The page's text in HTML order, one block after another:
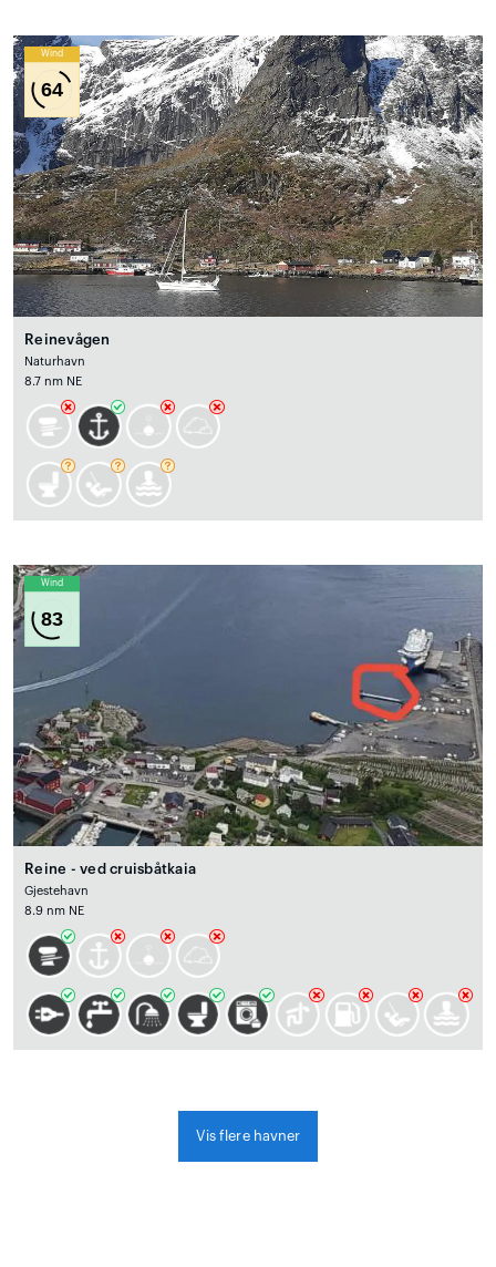
Wind
64
Reinevågen
Naturhavn
8.7 nm NE
Wind
83
Reine - ved cruisbåtkaia
Gjestehavn
8.9 nm NE
Vis flere havner